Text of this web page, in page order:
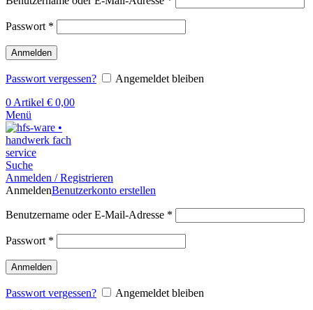
Passwort *
Anmelden
Passwort vergessen?
Angemeldet bleiben
0 Artikel € 0,00
Menü
Suche
Anmelden / Registrieren
AnmeldenBenutzerkonto erstellen
Benutzername oder E-Mail-Adresse *
Passwort *
Anmelden
Passwort vergessen?
Angemeldet bleiben